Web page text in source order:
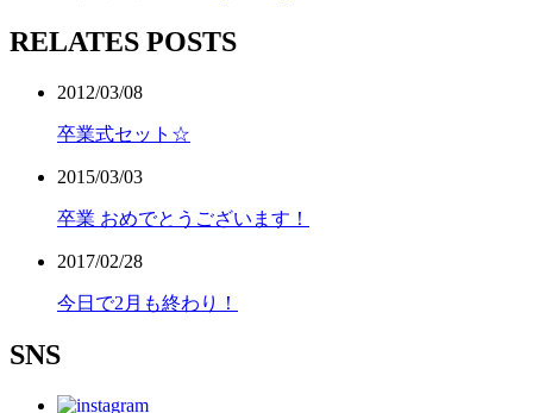
RELATES POSTS
2012/03/08
卒業式セット☆
2015/03/03
卒業 おめでとうございます！
2017/02/28
今日で2月も終わり！
SNS